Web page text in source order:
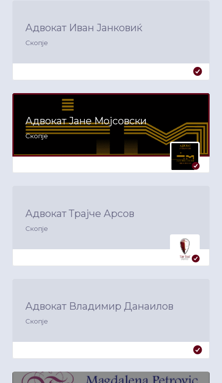
Адвокат Иван Јанковиќ
Скопје
Адвокат Јане Мојсовски
Скопје
Адвокат Трајче Арсов
Скопје
Адвокат Владимир Данаилов
Скопје